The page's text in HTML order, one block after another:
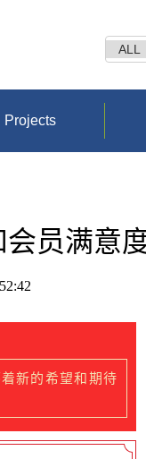
Projects
会员满意
新的希望和期待